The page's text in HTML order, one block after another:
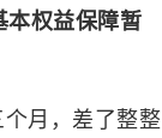
本权益保障暂
月，差了整整